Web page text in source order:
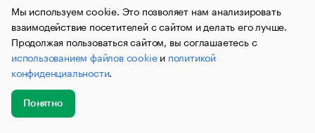
© АО «РОСБИЗНЕСКОНСАЛТИНГ»,1995–2026.Сообщения
и материалы информационного агентства «РБК»
(зарегистрировано Федеральной службой по надзору в сфере
связи, информационных технологий и массовых
коммуникаций (Роскомнадзор) 09.12.2015 за номером ИА
№ФС77-63848) сопровождаются пометкой «РБК». Отдельные
публикации могут содержать информацию,
не предназначенную для пользователей
до 18 лет.
Мы используем cookie. Это позволяет нам анализировать
взаимодействие посетителей с сайтом и делать его лучше.
Продолжая пользоваться сайтом, вы соглашаетесь с
использованием файлов cookieи политикой
конфиденциальности.
Понятно